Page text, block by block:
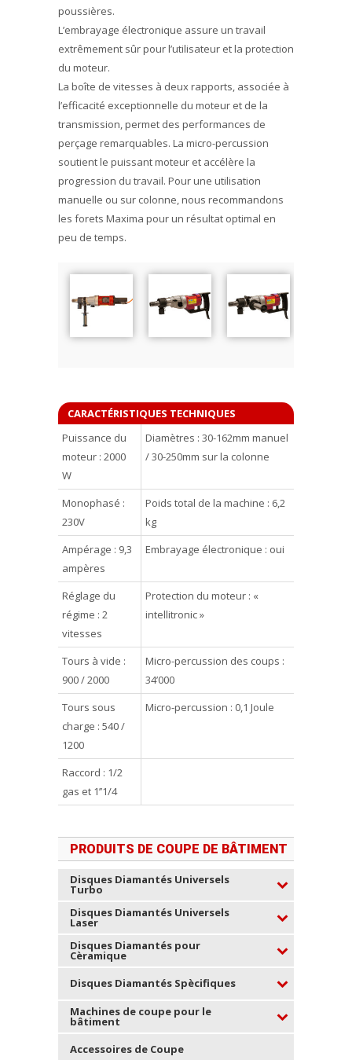
poussières.
L’embrayage électronique assure un travail
extrêmement sûr pour l’utilisateur et la protection
du moteur.
La boîte de vitesses à deux rapports, associée à
l’efficacité exceptionnelle du moteur et de la
transmission, permet des performances de
perçage remarquables. La micro-percussion
soutient le puissant moteur et accélère la
progression du travail. Pour une utilisation
manuelle ou sur colonne, nous recommandons
les forets Maxima pour un résultat optimal en
peu de temps.
CARACTÉRISTIQUES TECHNIQUES
Puissance du
moteur : 2000
W
Diamètres : 30-162mm manuel
/ 30-250mm sur la colonne
Monophasé :
230V
Poids total de la machine : 6,2
kg
Ampérage : 9,3
ampères
Embrayage électronique : oui
Réglage du
régime : 2
vitesses
Protection du moteur : «
intellitronic »
Tours à vide :
900 / 2000
Micro-percussion des coups :
34’000
Tours sous
charge : 540 /
1200
Micro-percussion : 0,1 Joule
Raccord : 1/2
gas et 1’’1/4
PRODUITS DE COUPE DE BÂTIMENT
Disques Diamantés Universels
Turbo
Disques Diamantés Universels
Laser
Disques Diamantés pour
Cèramique
Disques Diamantés Spècifiques
Machines de coupe pour le
bâtiment
Accessoires de Coupe